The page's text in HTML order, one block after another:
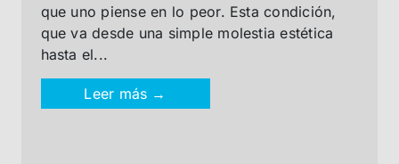
que uno piense en lo peor. Esta condición,
que va desde una simple molestia estética
hasta el...
Leer más →